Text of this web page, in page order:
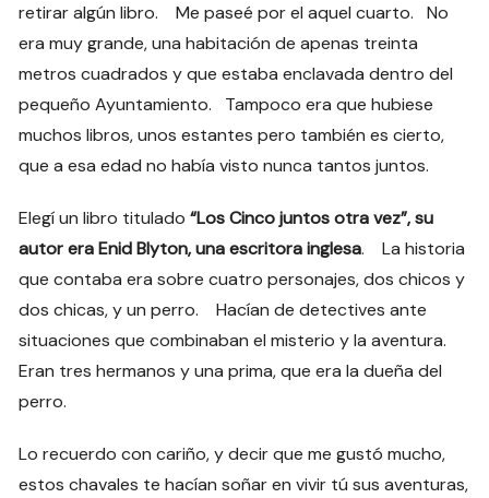
retirar algún libro. Me paseé por el aquel cuarto. No
era muy grande, una habitación de apenas treinta
metros cuadrados y que estaba enclavada dentro del
pequeño Ayuntamiento. Tampoco era que hubiese
muchos libros, unos estantes pero también es cierto,
que a esa edad no había visto nunca tantos juntos.
Elegí un libro titulado“Los Cinco juntos otra vez”, su
autor era Enid Blyton, una escritora inglesa. La historia
que contaba era sobre cuatro personajes, dos chicos y
dos chicas, y un perro. Hacían de detectives ante
situaciones que combinaban el misterio y la aventura.
Eran tres hermanos y una prima, que era la dueña del
perro.
Lo recuerdo con cariño, y decir que me gustó mucho,
estos chavales te hacían soñar en vivir tú sus aventuras,